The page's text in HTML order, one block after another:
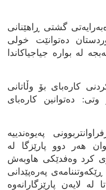
گشتی ڕاهێنانی
ده‌توانێت خولی
له‌ بواره‌ جیاجیاکاندا
کاره‌بای بۆ وڵاتانی
ده‌توانین کاره‌بای
په‌یوه‌ندییه‌
هه‌ر دوو پارێزگا له‌
کرد وه‌فدێکی هاوبه‌ش
په‌ره‌پێدانی
له‌ لایه‌ن پارێزگارانه‌وه‌